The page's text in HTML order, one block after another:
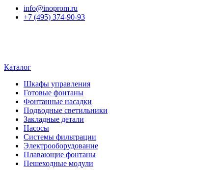
info@inoprom.ru
+7 (495) 374-90-93
Каталог
Шкафы управления
Готовые фонтаны
Фонтанные насадки
Подводные светильники
Закладные детали
Насосы
Системы фильтрации
Электрооборудование
Плавающие фонтаны
Пешеходные модули